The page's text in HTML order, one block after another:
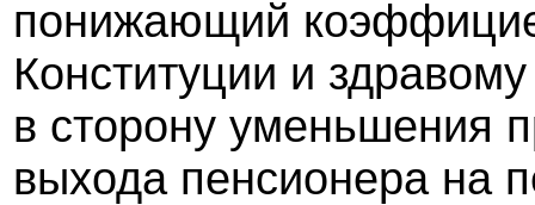
понижающий
Конституции и
в сторону уменьшения
выхода пенсионера на